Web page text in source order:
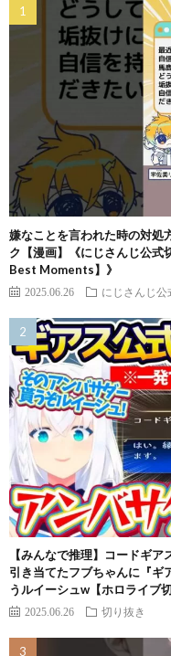
嫌なことを言われた時の対処
ク【漫画】《にじさんじ公
Best Moments】》
2025.06.26 にじさんじ公
【みんなで推理】コードギ
引き当てたフブちゃんに『ギ
うルイーシュw【ホロライブ
2025.06.26 切り抜き